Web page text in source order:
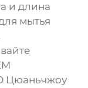
и длина
мытья
Цюаньчжоу